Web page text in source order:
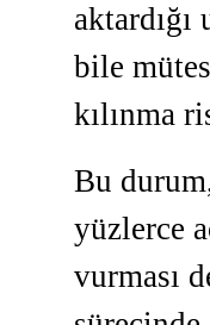
bile
kılınma
Bu
yüzlerce
vurması